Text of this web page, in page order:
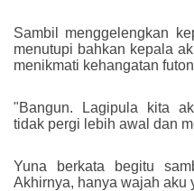
Sambil menggelengkan
menutupi bahkan kepala
menikmati kehangatan
"Bangun. Lagipula kita
tidak pergi lebih awal dan
Yuna berkata begitu
Akhirnya, hanya wajah aku